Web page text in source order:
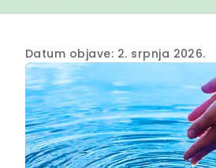
Datum objave: 2. srpnja 2026.